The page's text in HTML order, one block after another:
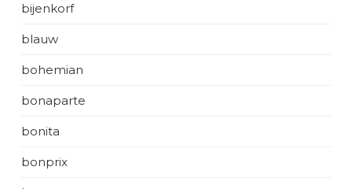
bijenkorf
blauw
bohemian
bonaparte
bonita
bonprix